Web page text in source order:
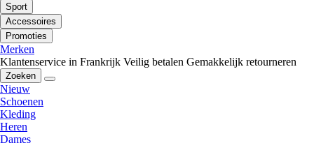
Sport
Accessoires
Promoties
Merken
Klantenservice in Frankrijk Veilig betalen Gemakkelijk retourneren
Zoeken
Nieuw
Schoenen
Kleding
Heren
Dames